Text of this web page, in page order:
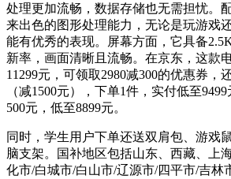
处理更加流畅，数据存储也无需担忧。
来出色的图形处理能力，无论是玩游戏
能有优秀的表现。屏幕方面，它具备
新率，画面清晰且流畅。在京东，这款
11299元，可领取2980减300的优惠券，
（减1500元），下单1件，实付低至
500元，低至8899元。
同时，学生用户下单还送双肩包、游戏
脑支架。国补地区包括山东、西藏、上
化市/白城市/白山市/辽源市/四平市/吉林